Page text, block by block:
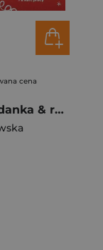
cena
Mikołaj. Zadanka & rzepiki